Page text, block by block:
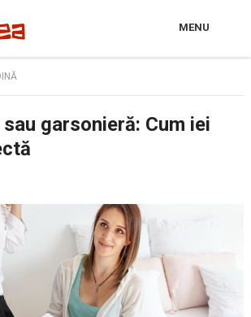
MENU
garsonieră: Cum iei